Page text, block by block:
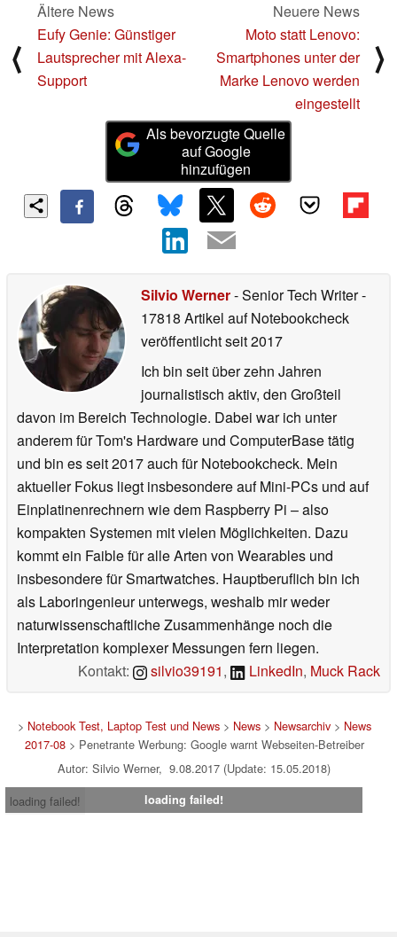
⟨
Ältere News
Eufy Genie: Günstiger
Lautsprecher mit Alexa-
Support
Neuere News
Moto statt Lenovo:
Smartphones unter der
Marke Lenovo werden
eingestellt
⟩
Als bevorzugte Quelle
auf Google
hinzufügen
Silvio Werner- Senior Tech Writer-
17818 Artikel auf Notebookcheck
veröffentlichtseit 2017
Ich bin seit über zehn Jahren
journalistisch aktiv, den Großteil
davon im Bereich Technologie. Dabei war ich unter
anderem für Tom's Hardware und ComputerBase tätig
und bin es seit 2017 auch für Notebookcheck. Mein
aktueller Fokus liegt insbesondere auf Mini-PCs und auf
Einplatinenrechnern wie dem Raspberry Pi – also
kompakten Systemen mit vielen Möglichkeiten. Dazu
kommt ein Faible für alle Arten von Wearables und
insbesondere für Smartwatches. Hauptberuflich bin ich
als Laboringenieur unterwegs, weshalb mir weder
naturwissenschaftliche Zusammenhänge noch die
Interpretation komplexer Messungen fern liegen.
Kontakt:
silvio39191, LinkedIn, Muck Rack
> Notebook Test, Laptop Test und News> News> Newsarchiv> News
2017-08> Penetrante Werbung: Google warnt Webseiten-Betreiber
Autor: Silvio Werner, 9.08.2017 (Update: 15.05.2018)
loading failed!
loading failed!